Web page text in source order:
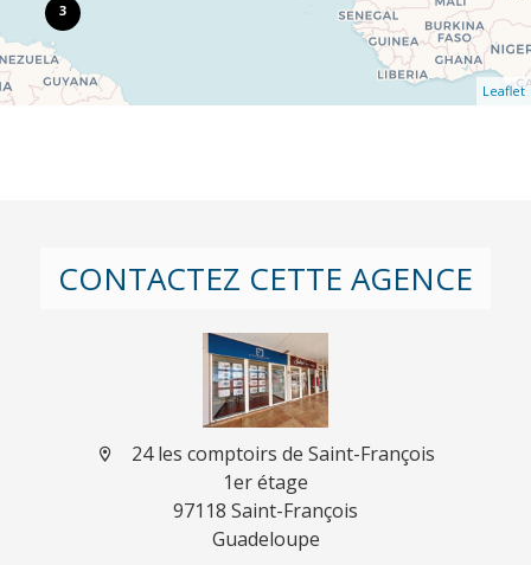
3
Leaflet
CONTACTEZ CETTE AGENCE
24 les comptoirs de Saint-François
1er étage
97118 Saint-François
Guadeloupe